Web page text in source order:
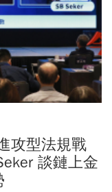
攻型法規戰
談鏈上金